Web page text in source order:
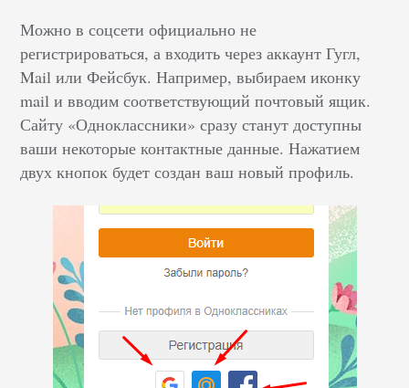
Можно в соцсети официально не
регистрироваться, а входить через аккаунт Гугл,
Mail или Фейсбук. Например, выбираем иконку
mail и вводим соответствующий почтовый ящик.
Сайту «Одноклассники» сразу станут доступны
ваши некоторые контактные данные. Нажатием
двух кнопок будет создан ваш новый профиль.